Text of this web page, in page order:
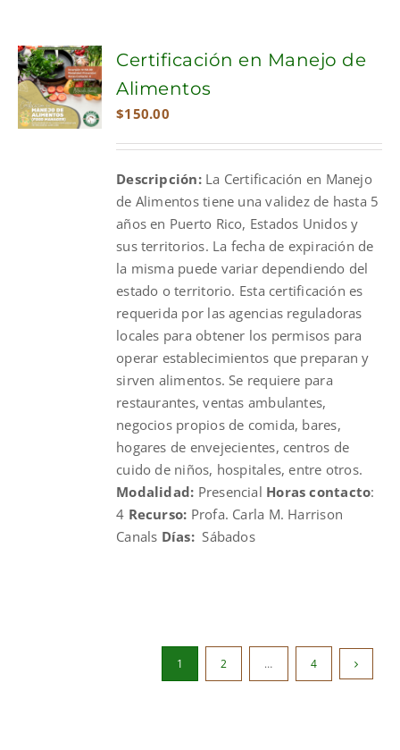
ADD TO
CART
Certificación en Manejo de
Alimentos
$150.00
Descripción: La Certificación en Manejo
de Alimentos tiene una validez de hasta 5
años en Puerto Rico, Estados Unidos y
sus territorios. La fecha de expiración de
la misma puede variar dependiendo del
estado o territorio. Esta certificación es
requerida por las agencias reguladoras
locales para obtener los permisos para
operar establecimientos que preparan y
sirven alimentos. Se requiere para
restaurantes, ventas ambulantes,
negocios propios de comida, bares,
hogares de envejecientes, centros de
cuido de niños, hospitales, entre otros.
Modalidad: Presencial Horas contacto:
4 Recurso: Profa. Carla M. Harrison
Canals Días:Sábados
1 2 … 4